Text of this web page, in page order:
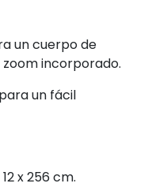
un cuerpo de
zoom incorporado.
un fácil
x 256 cm.